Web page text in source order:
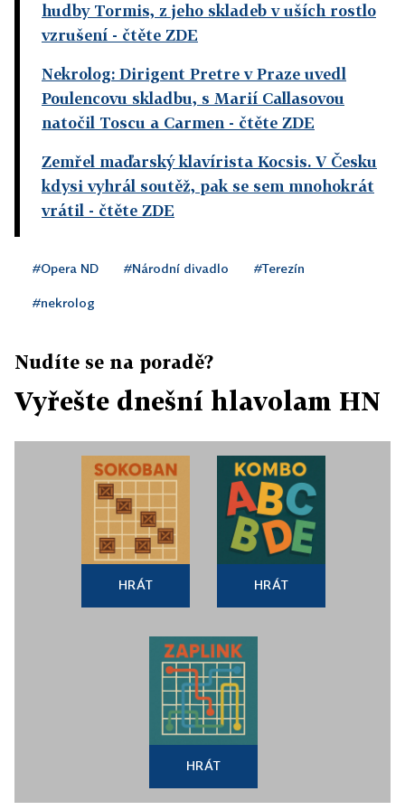
hudby Tormis, z jeho skladeb v uších rostlo
vzrušení - čtěte ZDE
Nekrolog: Dirigent Pretre v Praze uvedl
Poulencovu skladbu, s Marií Callasovou
natočil Toscu a Carmen - čtěte ZDE
Zemřel maďarský klavírista Kocsis. V Česku
kdysi vyhrál soutěž, pak se sem mnohokrát
vrátil - čtěte ZDE
#Opera ND #Národní divadlo #Terezín
#nekrolog
Nudíte se na poradě?
Vyřešte dnešní hlavolam HN
HRÁT HRÁT
HRÁT